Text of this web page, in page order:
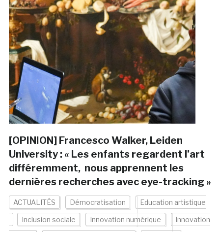
[OPINION] Francesco Walker, Leiden
University : « Les enfants regardent l’art
différemment, nous apprennent les
dernières recherches avec eye-tracking »
ACTUALITÉS Démocratisation Education artistique
Inclusion sociale Innovation numérique Innovation